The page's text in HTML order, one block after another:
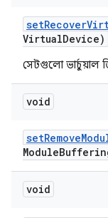
setRecover
VirtualDevice)
সেটগুলো ভার্চুয়াল
void
setRemove
Module
void